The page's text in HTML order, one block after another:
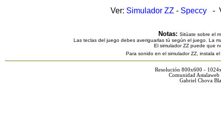
Ver: Simulador ZZ - Speccy -
Notas: Sitúate sobre el
Las teclas del juego debes averiguarlas tú según el juego. La
El simulador ZZ puede que
Para sonido en el simulador ZZ, instala
Resolución 800x600 -
Comunidad
Gabriel Chova